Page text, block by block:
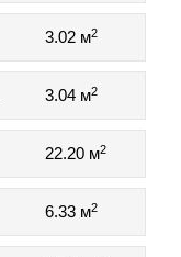
3.02 м2
3.04 м2
22.20 м2
6.33 м2